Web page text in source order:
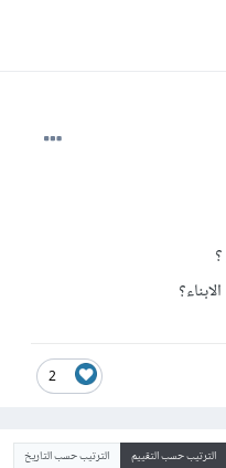
2
الترتيب حسب التقييم الترتيب حسب التاريخ